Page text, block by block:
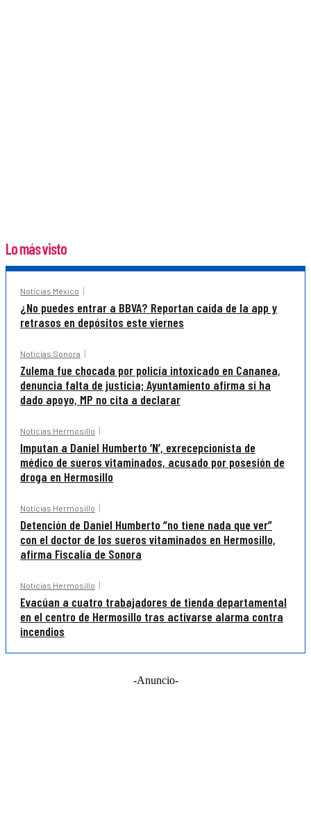
Lo más visto
Noticias México
¿No puedes entrar a BBVA? Reportan caída de la app y
retrasos en depósitos este viernes
Noticias Sonora
Zulema fue chocada por policía intoxicado en Cananea,
denuncia falta de justicia; Ayuntamiento afirma sí ha
dado apoyo, MP no cita a declarar
Noticias Hermosillo
Imputan a Daniel Humberto ‘N’, exrecepcionista de
médico de sueros vitaminados, acusado por posesión de
droga en Hermosillo
Noticias Hermosillo
Detención de Daniel Humberto “no tiene nada que ver”
con el doctor de los sueros vitaminados en Hermosillo,
afirma Fiscalía de Sonora
Noticias Hermosillo
Evacúan a cuatro trabajadores de tienda departamental
en el centro de Hermosillo tras activarse alarma contra
incendios
-Anuncio-